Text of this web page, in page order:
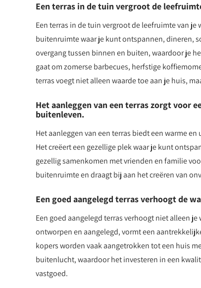
Een terras in de tuin vergroot de
Een terras in de tuin vergroot de leefruimte van
buitenruimte waar je kunt ontspannen, dineren,
overgang tussen binnen en buiten, waardoor je
gaat om zomerse barbecues, herfstige
terras voegt niet alleen waarde toe aan je huis,
Het aanleggen van een terras zorgt voor
buitenleven.
Het aanleggen van een terras biedt een warme
Het creëert een gezellige plek waar je kunt
gezellig samenkomen met vrienden en familie
buitenruimte en draagt bij aan het creëren van
Een goed aangelegd terras verhoogt de
Een goed aangelegd terras verhoogt niet alleen
ontworpen en aangelegd, vormt een
kopers worden vaak aangetrokken tot een huis
buitenlucht, waardoor het investeren in een
vastgoed.